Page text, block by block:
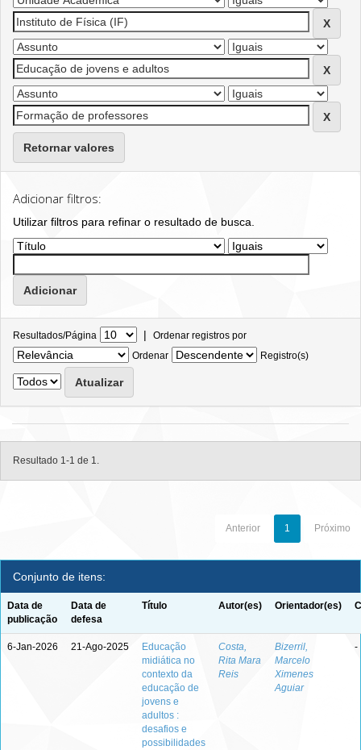
Retornar valores
Adicionar filtros:
Utilizar filtros para refinar o resultado de busca.
Resultados/Página | Ordenar registros por
Ordenar
Registro(s)
Resultado 1-1 de 1.
Anterior 1 Próximo
Conjunto de itens:
Data de
publicação
Data de
defesa
Título Autor(es) Orientador(es)
6-Jan-2026 21-Ago-2025
Educação
midiática no
contexto da
educação de
jovens e
adultos :
desafios e
possibilidades
Costa,
Rita Mara
Reis
Bizerril,
Marcelo
Ximenes
Aguiar
-